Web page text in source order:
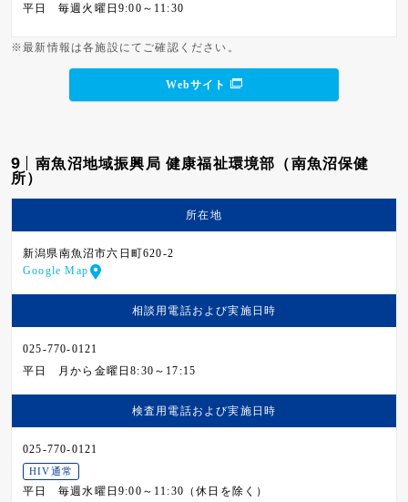
平日 毎週火曜日9:00～11:30
※最新情報は各施設にてご確認ください。
Webサイト
9
南魚沼地域振興局 健康福祉環境部（南魚沼保健
所）
所在地
新潟県南魚沼市六日町620-2
Google Map
相談用電話および実施日時
025-770-0121
平日
月から金曜日8:30～17:15
検査用電話および実施日時
025-770-0121
HIV通常
平日 毎週水曜日9:00～11:30（休日を除く）